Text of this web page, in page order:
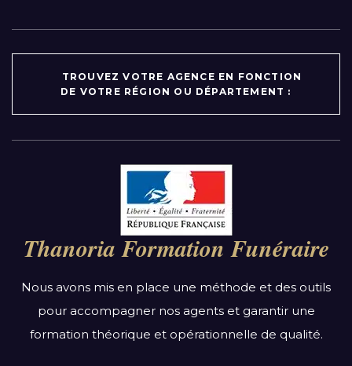
TROUVEZ VOTRE AGENCE EN FONCTION
DE VOTRE RÉGION OU DÉPARTEMENT :
Auvergne-Rhône-Alpes
Bourgogne-Franche-Comté
Bretagne
Centre-Val de Loire
Grand Est
Hauts-de-France
Thanoria Formation Funéraire
Nous avons mis en place une méthode et des outils
pour accompagner nos agents et garantir une
formation théorique et opérationnelle de qualité.